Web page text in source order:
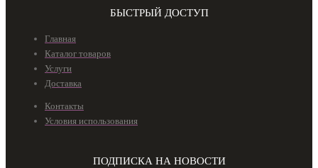
БЫСТРЫЙ ДОСТУП
Главная
Каталог товаров
Услуги
Доставка
Контакты
Условия использования
ПОДПИСКА НА НОВОСТИ